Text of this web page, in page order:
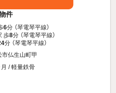
件
6分 （琴電琴平線）
歩8分 （琴電琴平線）
分 （琴電琴平線）
仏生山町甲
/ 軽量鉄骨